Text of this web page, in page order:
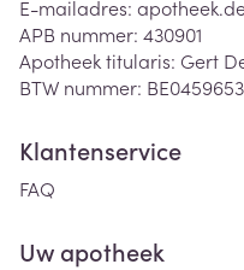
E-mailadres:
APB nummer: 430901
Apotheek titularis: Gert
BTW nummer:
Klantenservice
FAQ
Uw apotheek